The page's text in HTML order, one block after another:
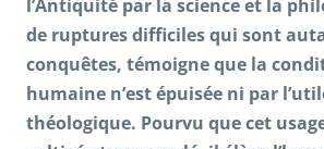
l’Antiquité par la science et la
de ruptures difficiles qui sont
conquêtes, témoigne que la
humaine n’est épuisée ni par
théologique. Pourvu que cet